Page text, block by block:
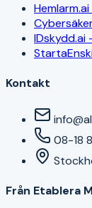
Kontakt
08-18
Från Etablera